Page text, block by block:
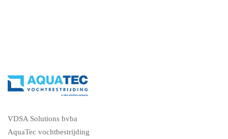
VDSA Solutions bvba
AquaTec vochtbestrijding